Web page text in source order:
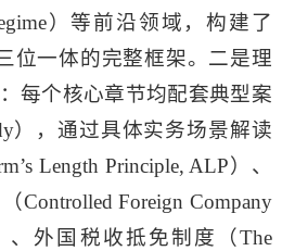
）等前沿领域，构建了
位一体的完整框架。二是理
每个核心章节均配套典型案
），通过具体实务场景解读
Length Principle, ALP）、
Controlled Foreign Company
、外国税收抵免制度（The